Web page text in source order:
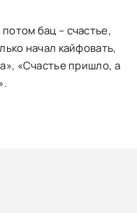
бац – счастье,
начал кайфовать,
«Счастье пришло, а